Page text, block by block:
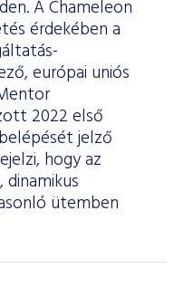
A Chameleon
érdekében a
európai uniós
2022 első
jelző
hogy az
ütemben